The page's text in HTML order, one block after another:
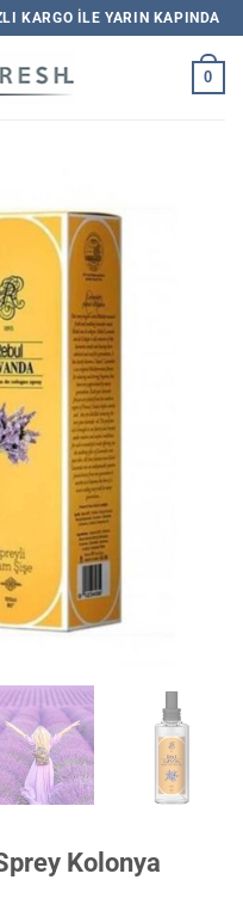
KARGO ILE YARIN KAPINDA
0
Kolonya